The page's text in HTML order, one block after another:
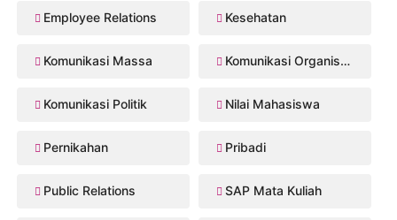
Employee Relations Kesehatan
Komunikasi Massa Komunikasi Organisasi
Komunikasi Politik Nilai Mahasiswa
Pernikahan Pribadi
Public Relations SAP Mata Kuliah